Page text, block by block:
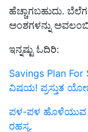
ಅಂಶಗಳನ್ನು
ಇನ್ನಷ್ಟು ಓದಿರಿ:
Savings Plan
ವಿಷಯ! ಪ್ರಸ್ತುತ
ಪಳ-ಪಳ ಹೊಳೆಯುವ
ರಹಸ್ಯ.